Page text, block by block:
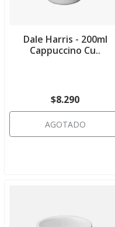
Dale Harris - 200ml
Cappuccino Cu..
$8.290
AGOTADO